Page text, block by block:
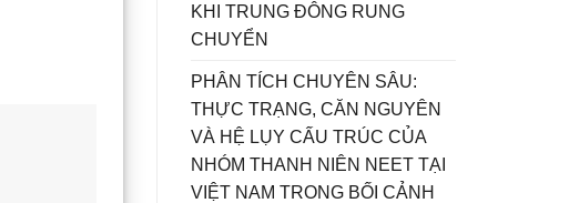
KHI TRUNG ĐÔNG RUNG
CHUYỂN
PHÂN TÍCH CHUYÊN SÂU:
THỰC TRẠNG, CĂN NGUYÊN
VÀ HỆ LỤY CẤU TRÚC CỦA
NHÓM THANH NIÊN NEET TẠI
VIỆT NAM TRONG BỐI CẢNH